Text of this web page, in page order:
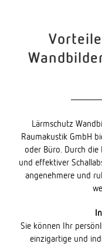
Lärmschutz
Raumakustik GmbH
oder Büro. Durch die
und effektiver
angenehmere und
Sie können Ihr
einzigartige und